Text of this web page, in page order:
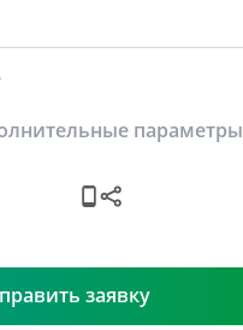
параметры
заявку